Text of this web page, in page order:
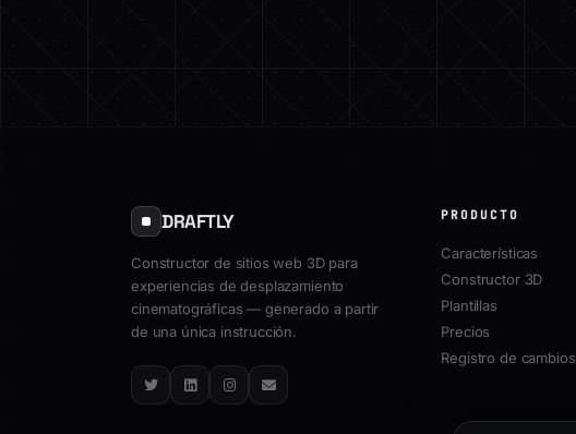
DRAFTLY
Constructor de sitios web 3D para
experiencias de desplazamiento
cinematográficas — generado a partir
de una única instrucción.
TwitterLinkedInInstagram
Email
PRODUCTO
Características
Constructor 3D
Plantillas
Precios
Registro de cambios